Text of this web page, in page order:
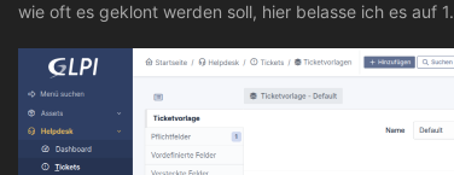
wie oft es geklont werden soll, hier belasse ich es auf 1.